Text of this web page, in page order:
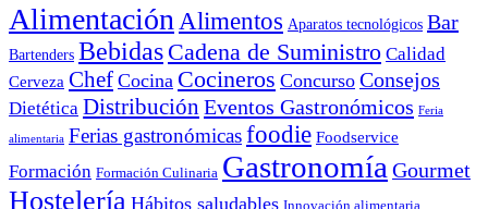
Alimentación Alimentos Aparatos tecnológicos Bar
Bartenders Bebidas Cadena de Suministro Calidad
Cerveza Chef Cocina Cocineros Concurso Consejos
Dietética Distribución Eventos Gastronómicos Feria
alimentaria Ferias gastronómicasfoodie Foodservice
Formación Formación Culinaria Gastronomía Gourmet
Hostelería Hábitos saludables Innovación alimentaria